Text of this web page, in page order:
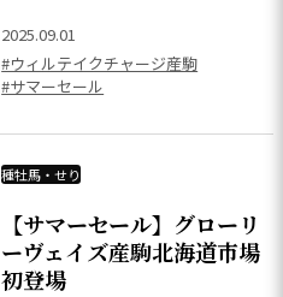
2025.09.01
#ウィルテイクチャージ産駒
#サマーセール
種牡馬・せり
【サマーセール】グローリ
ーヴェイズ産駒北海道市場
初登場